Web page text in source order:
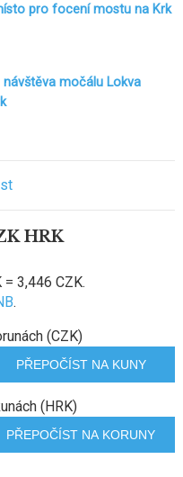
pro focení mostu na Krk
močálu Lokva
HRK
3,446 CZK.
.
(CZK)
(HRK)